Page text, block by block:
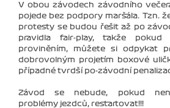
V obou závodech závodního
pojede bez podpory maršála. Tzn.
protesty se budou řešit až po
pravidla fair-play, takže
proviněním, můžete si odpykat
dobrovolným projetím boxové
případné tvrdší po-závodní
Závod se nebude, pokud
problémy jezdců, restartovat!!!